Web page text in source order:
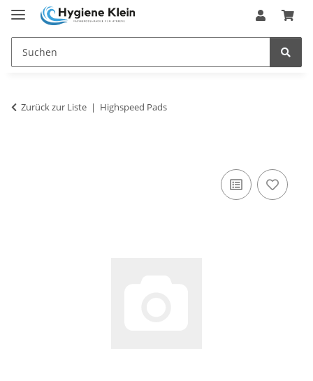
Zurück zur Liste Highspeed Pads